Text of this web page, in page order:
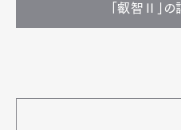
「叡智Ⅱ」